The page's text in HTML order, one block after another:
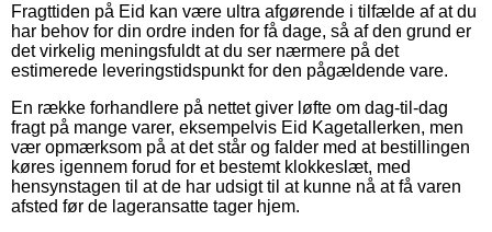
Fragttiden på Eid kan være ultra afgørende i tilfælde af at du
har behov for din ordre inden for få dage, så af den grund er
det virkelig meningsfuldt at du ser nærmere på det
estimerede leveringstidspunkt for den pågældende vare.
En række forhandlere på nettet giver løfte om dag-til-dag
fragt på mange varer, eksempelvis Eid Kagetallerken, men
vær opmærksom på at det står og falder med at bestillingen
køres igennem forud for et bestemt klokkeslæt, med
hensynstagen til at de har udsigt til at kunne nå at få varen
afsted før de lageransatte tager hjem.